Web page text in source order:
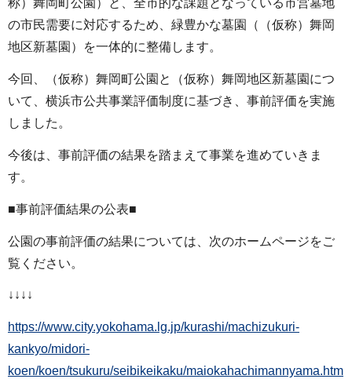
称）舞岡町公園）と、全市的な課題となっている市営墓地
の市民需要に対応するため、緑豊かな墓園（（仮称）舞岡
地区新墓園）を一体的に整備します。
今回、（仮称）舞岡町公園と（仮称）舞岡地区新墓園につ
いて、横浜市公共事業評価制度に基づき、事前評価を実施
しました。
今後は、事前評価の結果を踏まえて事業を進めていきま
す。
■事前評価結果の公表■
公園の事前評価の結果については、次のホームページをご
覧ください。
↓↓↓↓
https://www.city.yokohama.lg.jp/kurashi/machizukuri-
kankyo/midori-
koen/koen/tsukuru/seibikeikaku/maiokahachimannyama.htm